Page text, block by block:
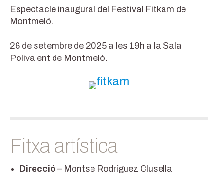
Espectacle inaugural del Festival Fitkam de
Montmeló.
26 de setembre de 2025 a les 19h a la Sala
Polivalent de Montmeló.
Fitxa artística
Direcció – Montse Rodríguez Clusella